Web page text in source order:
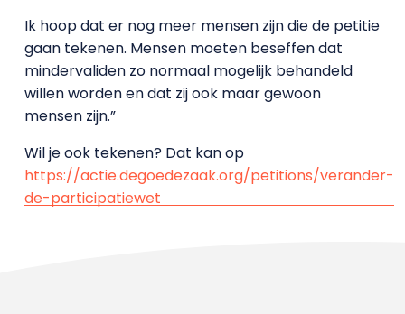
Ik hoop dat er nog meer mensen zijn die de petitie
gaan tekenen. Mensen moeten beseffen dat
mindervaliden zo normaal mogelijk behandeld
willen worden en dat zij ook maar gewoon
mensen zijn.”
Wil je ook tekenen? Dat kan op
https://actie.degoedezaak.org/petitions/verander-
de-participatiewet